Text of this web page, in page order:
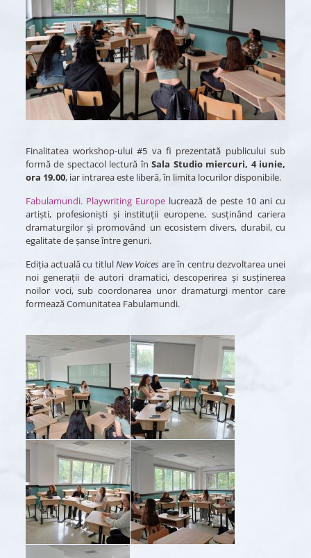
Finalitatea workshop-ului #5 va fi prezentată publicului sub
formă de spectacol lectură înSala Studio miercuri, 4 iunie,
ora 19.00, iar intrarea este liberă, în limita locurilor disponibile.
Fabulamundi. Playwriting Europelucrează de peste 10 ani cu
artiști, profesioniști și instituții europene, susținând cariera
dramaturgilor și promovând un ecosistem divers, durabil, cu
egalitate de șanse între genuri.
Ediția actuală cu titlulNew Voices are în centru dezvoltarea unei
noi generații de autori dramatici, descoperirea și susținerea
noilor voci, sub coordonarea unor dramaturgi mentor care
formează Comunitatea Fabulamundi.